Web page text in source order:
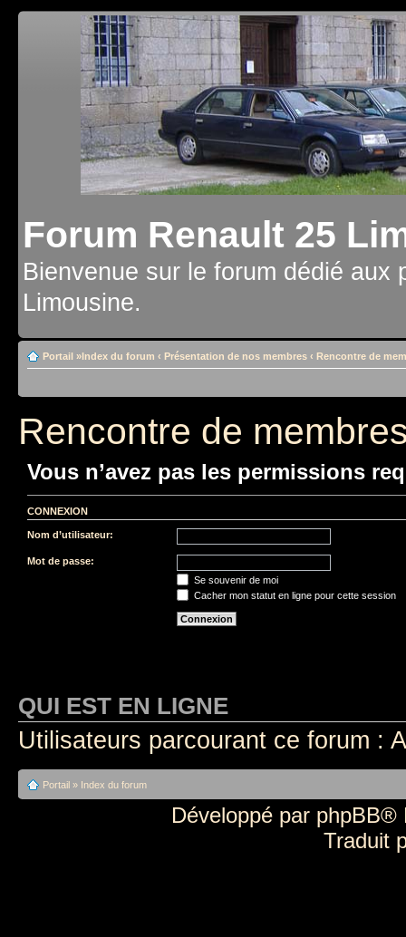
Forum Renault 25
Bienvenue sur le forum dédié aux
Limousine.
Portail »Index du forum ‹ Présentation de nos membres ‹ Rencontre de
Rencontre de
Vous n’avez pas les permissions
CONNEXION
Nom d’utilisateur:
Mot de passe:
Se souvenir de moi
Cacher mon statut en ligne pour cette session
QUI EST EN LIGNE
Utilisateurs parcourant ce forum :
Portail » Index du forum
Développé par phpBB®
Traduit